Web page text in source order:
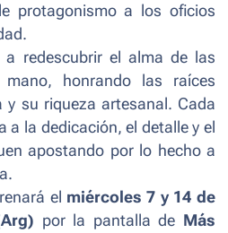
protagonismo a los oficios
a redescubrir el alma de las
honrando las raíces
y su riqueza artesanal. Cada
a la dedicación, el detalle y el
apostando por lo hecho a
el miércoles 7 y 14 de
por la pantalla de Más